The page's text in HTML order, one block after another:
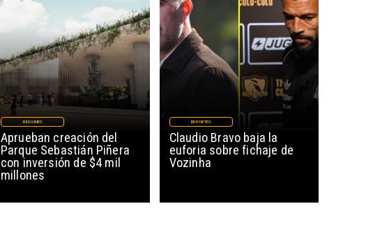
Aprueban creación del
Parque Sebastián Piñera
con inversión de $4 mil
millones
REGIONES
Claudio Bravo baja la
euforia sobre fichaje de
Vozinha
DEPORTES